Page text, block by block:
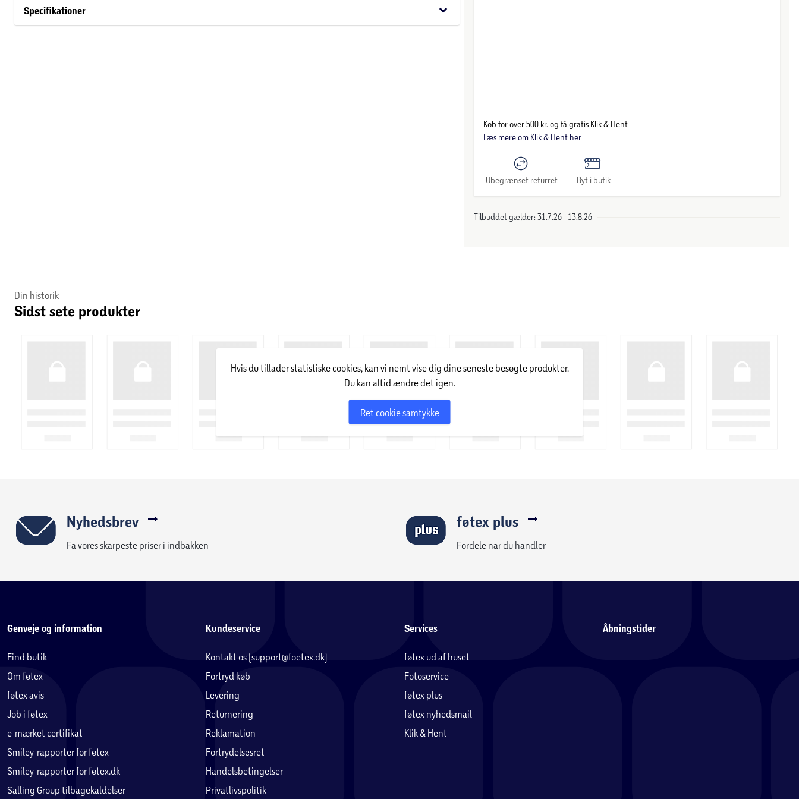
Specifikationer keyboard_arrow_down
Køb for over 500 kr. og få gratis Klik & Hent
Læs mere om Klik & Hent her
Ubegrænset returret Byt i butik
Tilbuddet gælder: 31.7.26 - 13.8.26
Din historik
Sidst sete produkter
Hvis du tillader statistiske cookies, kan vi nemt vise dig dine seneste besøgte produkter.
Du kan altid ændre det igen.
Ret cookie samtykke
Nyhedsbrev
Få vores skarpeste priser i indbakken
føtex plus
Fordele når du handler
Genveje og information
Find butik
Om føtex
føtex avis
Job i føtex
e-mærket certifikat
Smiley-rapporter for føtex
Smiley-rapporter for føtex.dk
Salling Group tilbagekaldelser
Kundeservice
Kontakt os (support@foetex.dk)
Fortryd køb
Levering
Returnering
Reklamation
Fortrydelsesret
Handelsbetingelser
Privatlivspolitik
Services
føtex ud af huset
Fotoservice
føtex plus
føtex nyhedsmail
Klik & Hent
Åbningstider